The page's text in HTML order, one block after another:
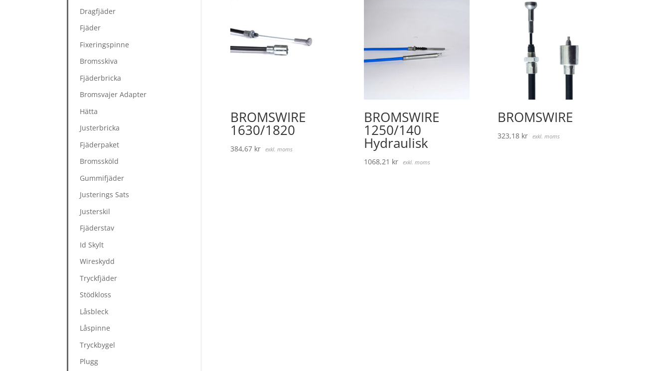
BROMSWIRE
1630/1820
384,67 kr exkl. moms
BROMSWIRE
1250/140
Hydraulisk
1068,21 kr exkl. moms
BROMSWIRE
323,18 kr exkl. moms
Dragfjäder
Fjäder
Fixeringspinne
Bromsskiva
Fjäderbricka
Bromsvajer Adapter
Hätta
Justerbricka
Fjäderpaket
Bromssköld
Gummifjäder
Justerings Sats
Justerskil
Fjäderstav
Id Skylt
Wireskydd
Tryckfjäder
Stödkloss
Låsbleck
Låspinne
Tryckbygel
Plugg